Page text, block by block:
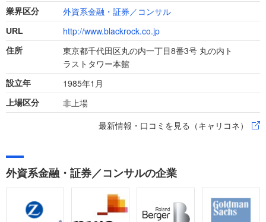
業界区分 外資系金融・証券／コンサル
URL http://www.blackrock.co.jp
住所
東京都千代田区丸の内一丁目8番3号 丸の内ト
ラストタワー本館
設立年 1985年1月
上場区分
非上場
最新情報・口コミを見る（キャリコネ）
外資系金融・証券／コンサルの企業